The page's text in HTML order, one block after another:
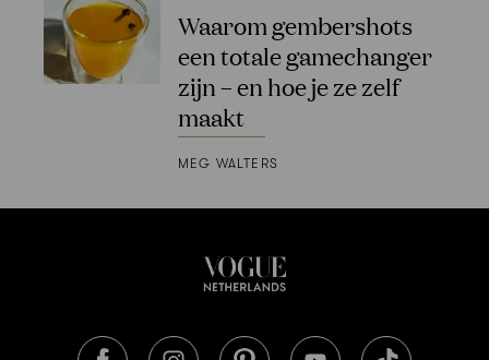
Waarom gembershots
een totale gamechanger
zijn – en hoe je ze zelf
maakt
MEG WALTERS